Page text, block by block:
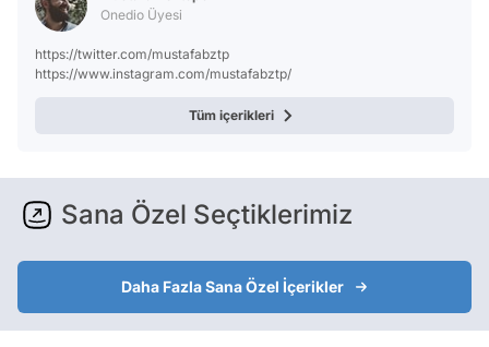
Onedio Üyesi
https://twitter.com/mustafabztp
https://www.instagram.com/mustafabztp/
Tüm içerikleri
Sana Özel Seçtiklerimiz
Daha Fazla Sana Özel İçerikler